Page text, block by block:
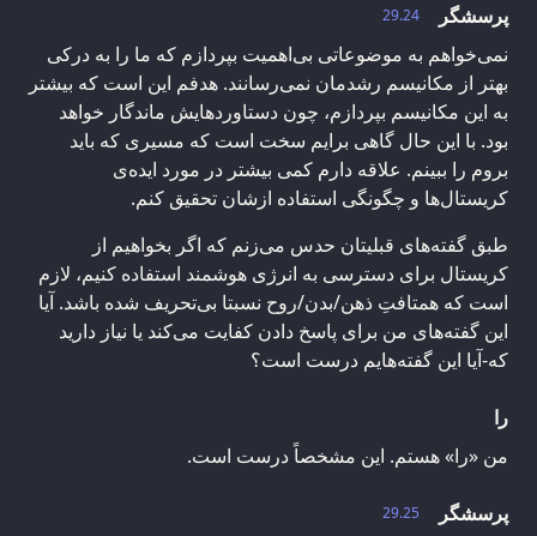
29.24
پرسشگر
نمی‌خواهم به موضوعاتی بی‌اهمیت بپردازم که ما را به درکی
بهتر از مکانیسم رشدمان نمی‌رسانند. هدفم این است که بیشتر
به این مکانیسم بپردازم، چون دستاوردهایش ماندگار خواهد
بود. با این حال گاهی برایم سخت است که مسیری که باید
بروم را ببینم. علاقه دارم کمی بیشتر در مورد ایده‌ی
کریستال‌ها و چگونگی استفاده ازشان تحقیق کنم.
طبق گفته‌های قبلیتان حدس می‌زنم که اگر بخواهیم از
کریستال برای دسترسی‌ به انرژی هوشمند استفاده کنیم، لازم
است که همتافتِ ذهن/بدن/روح نسبتا بی‌تحریف‌ شده باشد. آیا
این گفته‌های من برای پاسخ دادن کفایت می‌کند یا نیاز دارید
که-آیا این گفته‌هایم درست است؟
را
من «را» هستم. این مشخصاً درست است.
29.25
پرسشگر